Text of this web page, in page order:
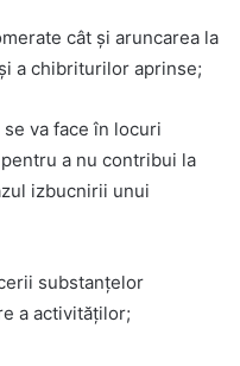
cât și aruncarea la
a chibriturilor aprinse;
va face în locuri
a nu contribui la
izbucnirii unui
substanțelor
a activităților;